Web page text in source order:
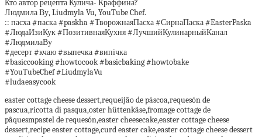
Кто автор рецепта Кулича- Краффина?
Людмила Ву, Liudmyla Vu, YouTube Chef.
:: пасха #паска #paskha #ТворожнаяПасха #СирнаПаска #EasterPaska
#ЛюдаИзиКук #ПозитивнаяКухня #ЛучшийКулинарныйКанал
#ЛюдмилаВу
#десерт #кчаю #выпечка #випічка
#basiccooking #howtocook #basicbaking #howtobake
#YouTubeChef #LiudmylaVu
#ludaeasycook
easter cottage cheese dessert,requeijão de páscoa,requesón de
pascua,ricotta di pasqua,oster hüttenkäse,fromage cottage de
pâquesmpastel de requesón,easter cheesecake,easter cottage cheese
dessert,recipe easter cottage,curd easter cake,easter cottage cheese dessert